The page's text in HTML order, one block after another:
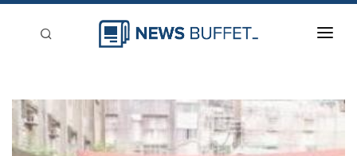
新聞稿分類
登入